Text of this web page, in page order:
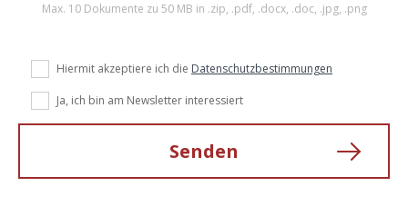
Max. 10 Dokumente zu 50 MB in .zip, .pdf, .docx, .doc, .jpg, .png
Hiermit akzeptiere ich die Datenschutzbestimmungen
Ja, ich bin am Newsletter interessiert
Senden